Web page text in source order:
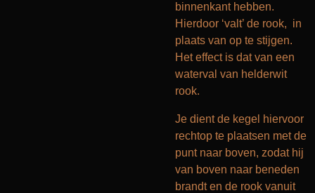
binnenkant hebben.
Hierdoor ‘valt’ de rook, in
plaats van op te stijgen.
Het effect is dat van een
waterval van helderwit
rook.
Je dient de kegel hiervoor
rechtop te plaatsen met de
punt naar boven, zodat hij
van boven naar beneden
brandt en de rook vanuit